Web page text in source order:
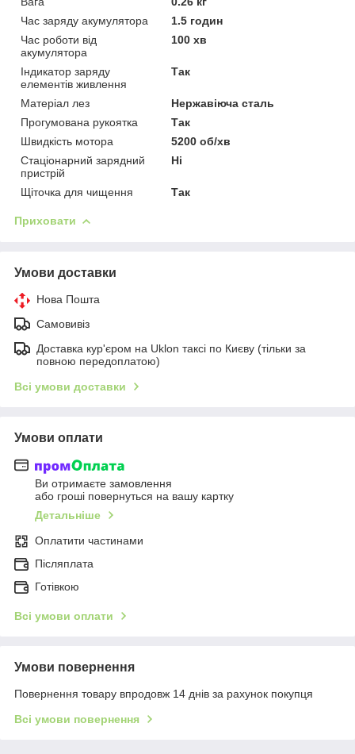
Час заряду акумулятора
1.5 годин
Час роботи від
акумулятора
100 хв
Індикатор заряду
елементів живлення
Так
Матеріал лез
Нержавіюча сталь
Прогумована рукоятка
Так
Швидкість мотора
5200 об/хв
Стаціонарний зарядний
пристрій
Ні
Щіточка для чищення Так
Приховати
Умови доставки
Нова Пошта
Самовивіз
Доставка кур'єром на Uklon таксі по Києву (тільки за
повною передоплатою)
Всі умови доставки
Умови оплати
Ви отримаєте замовлення
або гроші повернуться на вашу картку
Детальніше
Оплатити частинами
Післяплата
Готівкою
Всі умови оплати
Умови повернення
Повернення товару впродовж 14 днів за рахунок покупця
Всі умови повернення